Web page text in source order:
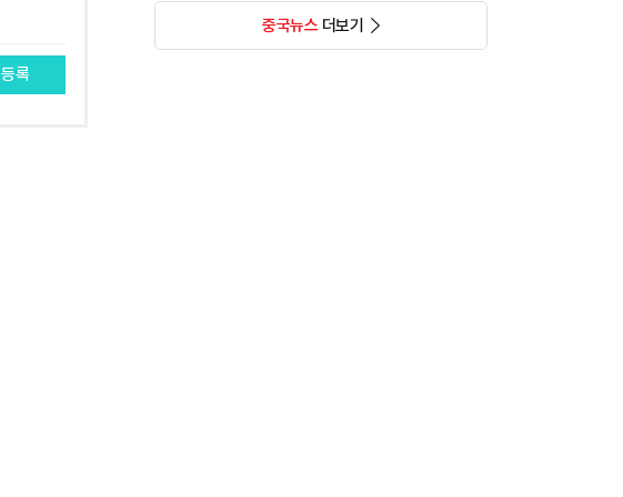
등록
중국뉴스더보기